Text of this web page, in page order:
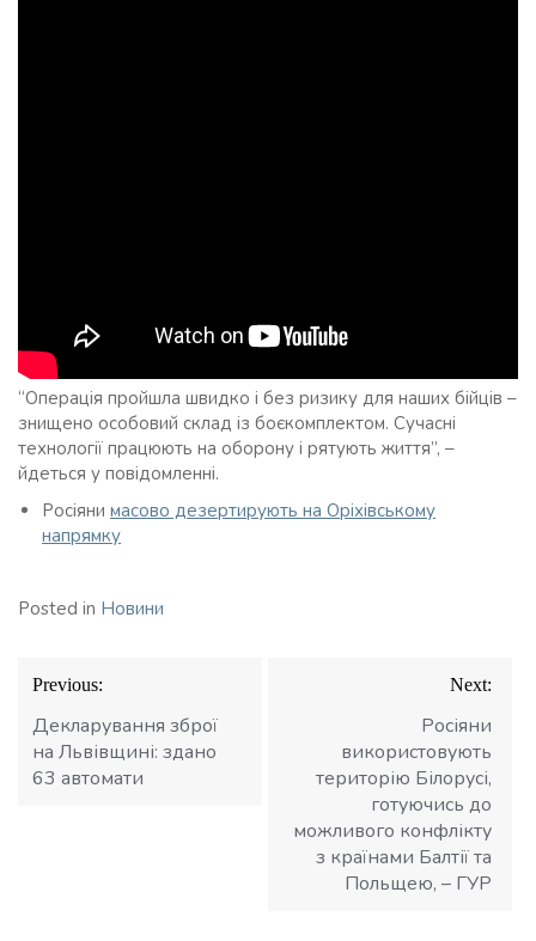
“Операція пройшла швидко і без ризику для наших бійців –
знищено особовий склад із боєкомплектом. Сучасні
технології працюють на оборону і рятують життя”, –
йдеться у повідомленні.
Росіяни масово дезертирують на Оріхівському
напрямку
Posted in Новини
Навігація
записів
Previous:
Декларування зброї
на Львівщині: здано
63 автомати
Next:
Росіяни
використовують
територію Білорусі,
готуючись до
можливого конфлікту
з країнами Балтії та
Польщею, – ГУР